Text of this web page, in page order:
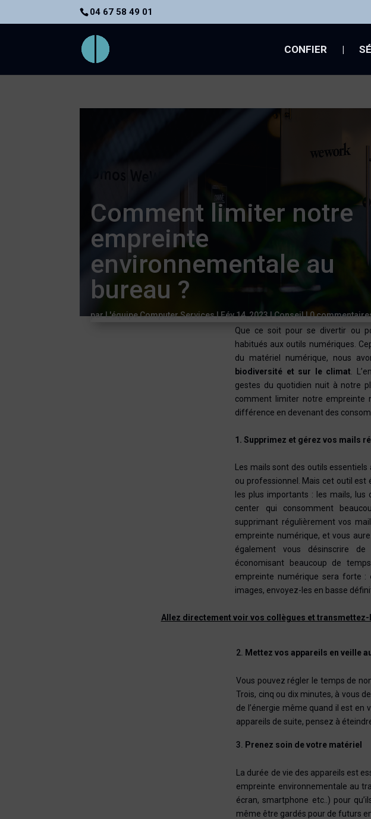
04 67 58 49 01
CONFIER |
Comment limiter notre
empreinte
environnementale au
bureau ?
parL'équipe Computer Services|Fév 14, 2023|Conseil|0
Que ce soit pour se divertir ou
habitués aux outils numériques.
du matériel numérique, nous
biodiversité et sur le climat .
gestes du quotidien nuit à notre
comment limiter notre empreinte
différence en devenant des
1. Supprimez et gérez vos mails
Les mails sont des outils
ou professionnel. Mais cet outil est
les plus importants : les mails, lus
center qui consomment
supprimant régulièrement vos
empreinte numérique, et vous
également vous désinscrire
économisant beaucoup de
empreinte numérique sera forte :
images, envoyez-les en basse
Allez directement voir vos collègues et transmettez-
Mettez vos appareils en veille
Vous pouvez régler le temps de
Trois, cinq ou dix minutes, à vous
de l’énergie même quand il est en
appareils de suite, pensez à
Prenez soin de votre matériel
La durée de vie des appareils est
empreinte environnementale au
écran, smartphone etc..) pour
même être gardés pour de futurs